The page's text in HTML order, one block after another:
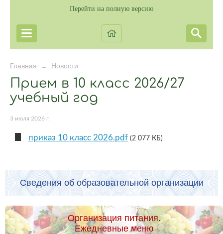
Перейти на полную версию
Главная → Новости
Прием в 10 класс 2026/27
учебный год
3 июля 2026 г.
приказ 10 класс 2026.pdf (2 077 КБ)
Сведения об образовательной организации
Организация питания.
Ежедневные меню